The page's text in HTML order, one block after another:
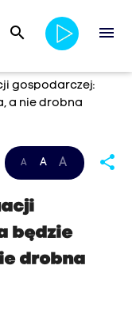
search menu
gospodarczej:
a nie drobna
A A A share
będzie
drobna